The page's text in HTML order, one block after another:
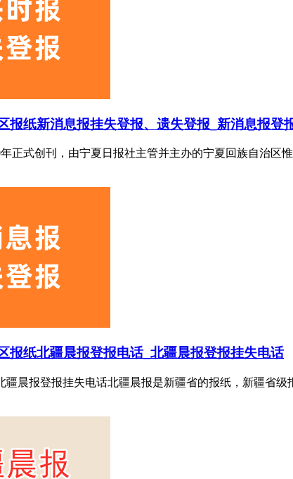
报纸新消息报挂失登报、遗失登报_新消息报登
年正式创刊，由宁夏日报社主管并主办的宁夏回族自治
报纸北疆晨报登报电话_北疆晨报登报挂失电话
疆晨报登报挂失电话北疆晨报是新疆省的报纸，新疆省